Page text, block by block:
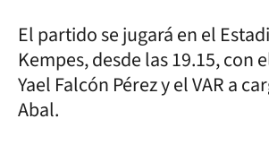
El partido se jugará en el
Kempes, desde las 19.15, con
Yael Falcón Pérez y el VAR a
Abal.